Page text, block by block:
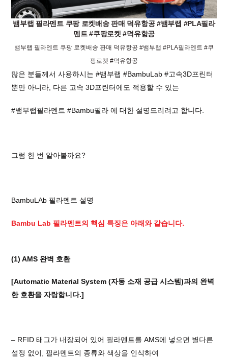
뱀부랩 필라멘트 쿠팡 로켓배송 판매 덕유항공 #뱀부랩 #PLA필라
멘트 #쿠팡로켓 #덕유항공
뱀부랩 필라멘트 쿠팡 로켓배송 판매 덕유항공 #뱀부랩 #PLA필라멘트 #쿠
팡로켓 #덕유항공
많은 분들께서 사용하시는#뱀부랩 #BambuLab #고속3D프린터
뿐만 아니라, 다른 고속 3D프린터에도 적용할 수 있는
#뱀부랩필라멘트 #Bambu필라 에 대한 설명드리려고 합니다.
그럼 한 번 알아볼까요?
BambuLAb 필라멘트 설명
Bambu Lab 필라멘트의 핵심 특징은 아래와 같습니다.
(1) AMS 완벽 호환
[Automatic Material System (자동 소재 공급 시스템)과의 완벽
한 호환을 자랑합니다.]
– RFID 태그가 내장되어 있어 필라멘트를 AMS에 넣으면 별다른
설정 없이, 필라멘트의 종류와 색상을 인식하여